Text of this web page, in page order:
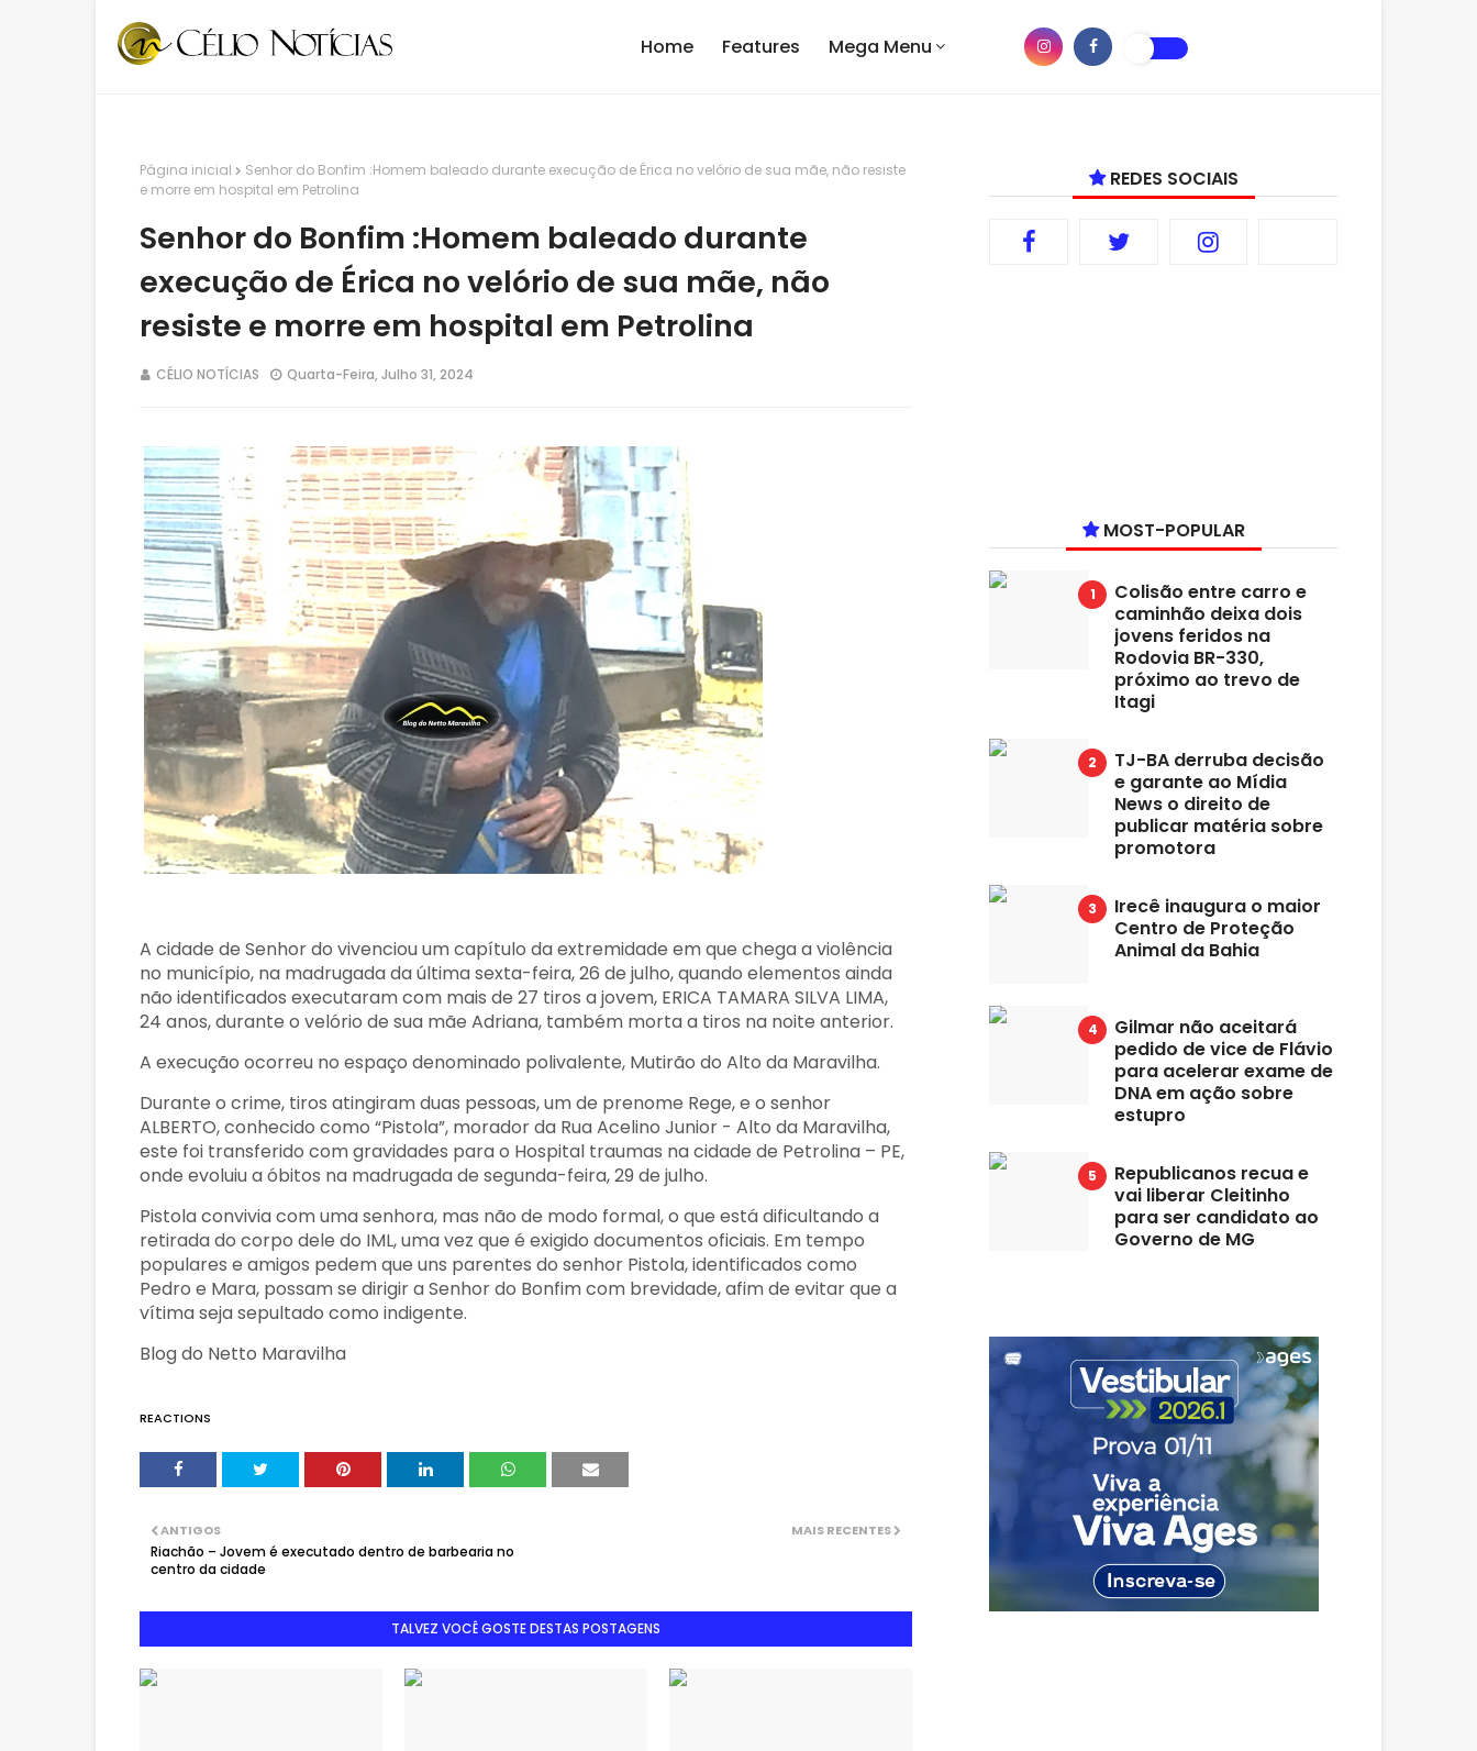
Home Features Mega Menu
Página inicial
Senhor do Bonfim :Homem baleado durante execução de Érica no velório de sua mãe, não resiste
e morre em hospital em Petrolina
Senhor do Bonfim :Homem baleado durante
execução de Érica no velório de sua mãe, não
resiste e morre em hospital em Petrolina
CÉLIO NOTÍCIAS Quarta-Feira, Julho 31, 2024
A cidade de Senhor do vivenciou um capítulo da extremidade em que chega a violência
no município, na madrugada da última sexta-feira, 26 de julho, quando elementos ainda
não identificados executaram com mais de 27 tiros a jovem, ERICA TAMARA SILVA LIMA,
24 anos, durante o velório de sua mãe Adriana, também morta a tiros na noite anterior.
A execução ocorreu no espaço denominado polivalente, Mutirão do Alto da Maravilha.
Durante o crime, tiros atingiram duas pessoas, um de prenome Rege, e o senhor
ALBERTO, conhecido como “Pistola”, morador da Rua Acelino Junior - Alto da Maravilha,
este foi transferido com gravidades para o Hospital traumas na cidade de Petrolina – PE,
onde evoluiu a óbitos na madrugada de segunda-feira, 29 de julho.
Pistola convivia com uma senhora, mas não de modo formal, o que está dificultando a
retirada do corpo dele do IML, uma vez que é exigido documentos oficiais. Em tempo
populares e amigos pedem que uns parentes do senhor Pistola, identificados como
Pedro e Mara, possam se dirigir a Senhor do Bonfim com brevidade, afim de evitar que a
vítima seja sepultado como indigente.
Blog do Netto Maravilha
REACTIONS
MAIS RECENTES
ANTIGOS
Riachão – Jovem é executado dentro de barbearia no
centro da cidade
TALVEZ VOCÊ GOSTE DESTAS POSTAGENS
REDES SOCIAIS
MOST-POPULAR
Colisão entre carro e
caminhão deixa dois
jovens feridos na
Rodovia BR-330,
próximo ao trevo de
Itagi
TJ-BA derruba decisão
e garante ao Mídia
News o direito de
publicar matéria sobre
promotora
Irecê inaugura o maior
Centro de Proteção
Animal da Bahia
Gilmar não aceitará
pedido de vice de Flávio
para acelerar exame de
DNA em ação sobre
estupro
Republicanos recua e
vai liberar Cleitinho
para ser candidato ao
Governo de MG